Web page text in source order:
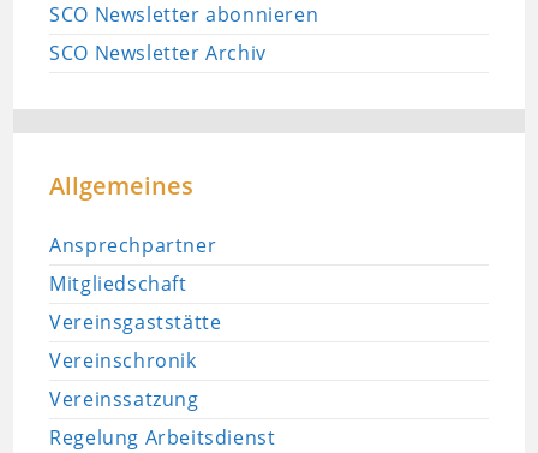
SCO Newsletter abonnieren
SCO Newsletter Archiv
Allgemeines
Ansprechpartner
Mitgliedschaft
Vereinsgaststätte
Vereinschronik
Vereinssatzung
Regelung Arbeitsdienst